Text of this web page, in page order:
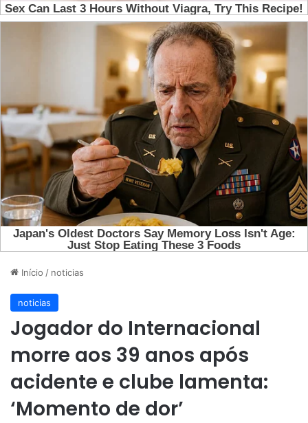
Início / noticias
noticias
Jogador do Internacional
morre aos 39 anos após
acidente e clube lamenta:
‘Momento de dor’